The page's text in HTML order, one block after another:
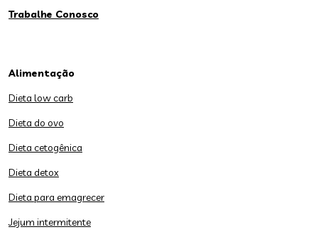
Trabalhe Conosco
Alimentação
Dieta low carb
Dieta do ovo
Dieta cetogênica
Dieta detox
Dieta para emagrecer
Jejum intermitente